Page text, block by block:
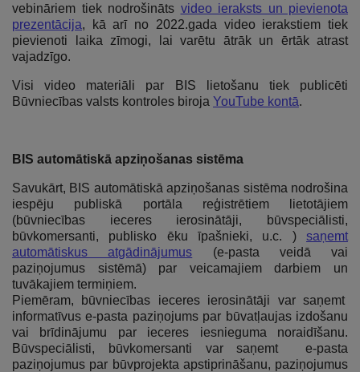
vebināriem tiek nodrošināts video ieraksts un pievienota
prezentācija, kā arī no 2022.gada video ierakstiem tiek
pievienoti laika zīmogi, lai varētu ātrāk un ērtāk atrast
vajadzīgo.
Visi video materiāli par BIS lietošanu tiek publicēti
Būvniecības valsts kontroles biroja YouTube kontā.
BIS automātiskā apziņošanas sistēma
Savukārt, BIS automātiskā apziņošanas sistēma nodrošina
iespēju publiskā portāla reģistrētiem lietotājiem
(būvniecības ieceres ierosinātāji, būvspeciālisti,
būvkomersanti, publisko ēku īpašnieki, u.c. ) saņemt
automātiskus atgādinājumus (e-pasta veidā vai
paziņojumus sistēmā) par veicamajiem darbiem un
tuvākajiem termiņiem.
Piemēram, būvniecības ieceres ierosinātāji var saņemt
informatīvus e-pasta paziņojums par būvatļaujas izdošanu
vai brīdinājumu par ieceres iesnieguma noraidīšanu.
Būvspeciālisti, būvkomersanti var saņemt e-pasta
paziņojumus par būvprojekta apstiprināšanu, paziņojumus